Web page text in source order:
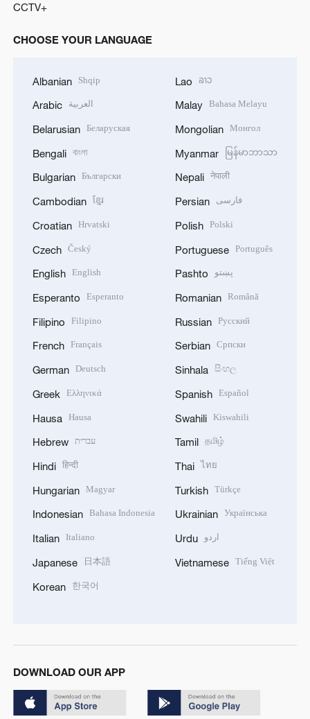
CCTV+
CHOOSE YOUR LANGUAGE
Albanian Shqip
Arabic العربية
Belarusian Беларуская
Bengali বাংলা
Bulgarian Български
Cambodian ខ្មែរ
Croatian Hrvatski
Czech Český
English English
Esperanto Esperanto
Filipino Filipino
French Français
German Deutsch
Greek Ελληνικά
Hausa Hausa
Hebrew עברית
Hindi हिन्दी
Hungarian Magyar
Indonesian Bahasa Indonesia
Italian Italiano
Japanese 日本語
Korean 한국어
Lao ລາວ
Malay Bahasa Melayu
Mongolian Монгол
Myanmar မြန်မာဘာသာ
Nepali नेपाली
Persian فارسی
Polish Polski
Portuguese Português
Pashto پښتو
Romanian Română
Russian Русский
Serbian Српски
Sinhala සිංහල
Spanish Español
Swahili Kiswahili
Tamil தமிழ்
Thai ไทย
Turkish Türkçe
Ukrainian Українська
Urdu اردو
Vietnamese Tiếng Việt
DOWNLOAD OUR APP